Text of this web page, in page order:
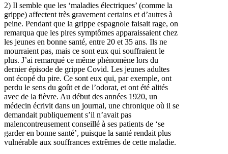
2) Il semble que les ‘maladies électriques’ (comme la
grippe) affectent très gravement certains et d’autres à
peine. Pendant que la grippe espagnole faisait rage, on
remarqua que les pires symptômes apparaissaient chez
les jeunes en bonne santé, entre 20 et 35 ans. Ils ne
mourraient pas, mais ce sont eux qui souffraient le
plus. J’ai remarqué ce même phénomène lors du
dernier épisode de grippe Covid. Les jeunes adultes
ont écopé du pire. Ce sont eux qui, par exemple, ont
perdu le sens du goût et de l’odorat, et ont été alités
avec de la fièvre. Au début des années 1920, un
médecin écrivit dans un journal, une chronique où il se
demandait publiquement s’il n’avait pas
malencontreusement conseillé à ses patients de ‘se
garder en bonne santé’, puisque la santé rendait plus
vulnérable aux souffrances extrêmes de cette maladie.